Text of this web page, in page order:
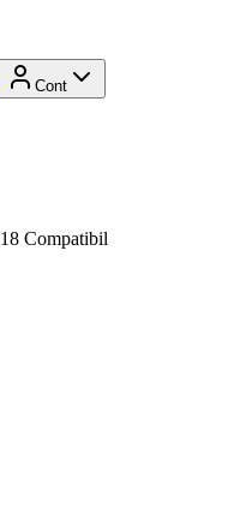
Cont
Compatibil